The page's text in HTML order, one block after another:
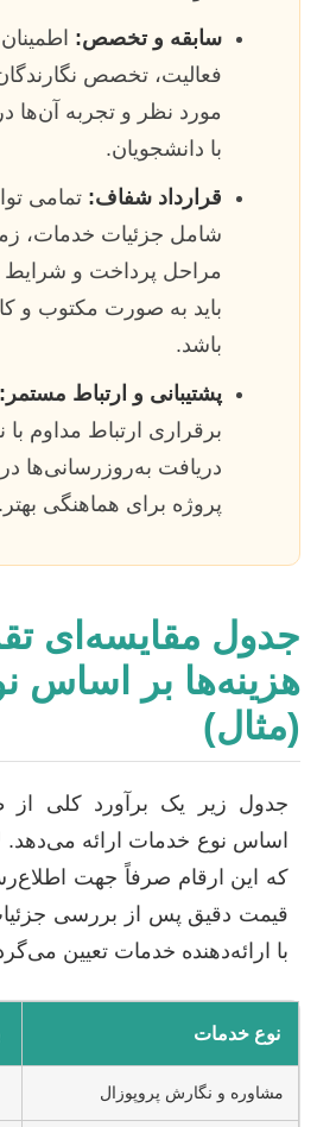
سابقه و تخصص:
فعالیت، تخصص
مورد نظر و تجربه آن‌ها
با دانشجویان.
قرارداد شفاف: تمامی
شامل جزئیات خدمات،
مراحل پرداخت و
باید به صورت مکتوب و
باشد.
پشتیبانی و ارتباط مستمر:
برقراری ارتباط مداوم با
دریافت به‌روزرسانی‌ها
پروژه برای هماهنگی بهتر.
جدول مقایسه‌ای
هزینه‌ها بر اساس
(مثال)
جدول زیر یک برآورد کلی از
اساس نوع خدمات ارائه می‌دهد.
که این ارقام صرفاً جهت
قیمت دقیق پس از بررسی
با ارائه‌دهنده خدمات تعیین
نوع خدمات
مشاوره و نگارش پروپوزال